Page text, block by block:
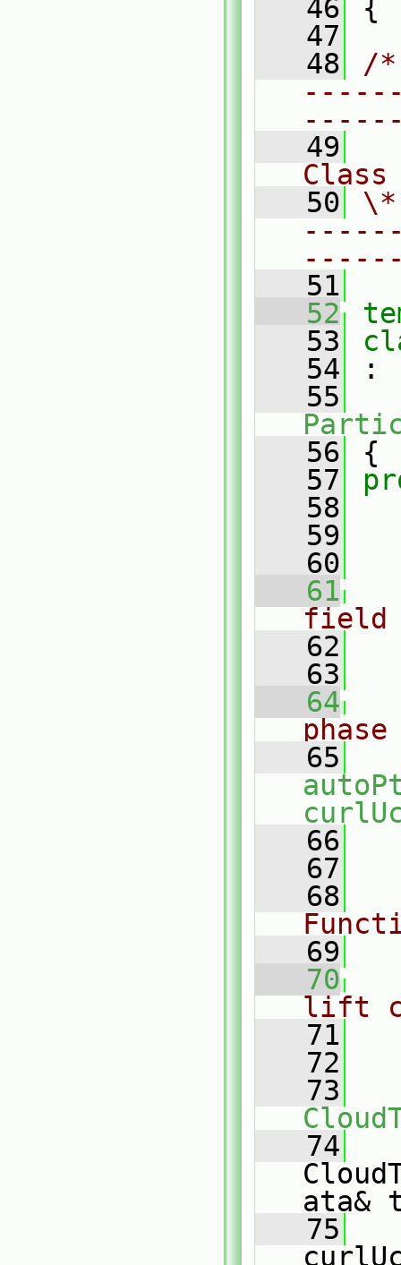
   46
{
   47
   48
/
   49
   50
   51
   52
   53
   54
:
   55
   56
{
   57
   58
   59
   60
   61
field
   62
   63
   64
   65
   66
   67
   68
   69
   70
lift
   71
   72
   73
   74
ata&
   75